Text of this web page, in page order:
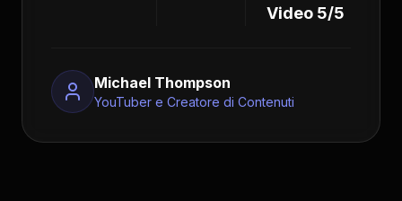
Video 5/5
Michael Thompson
YouTuber e Creatore di Contenuti